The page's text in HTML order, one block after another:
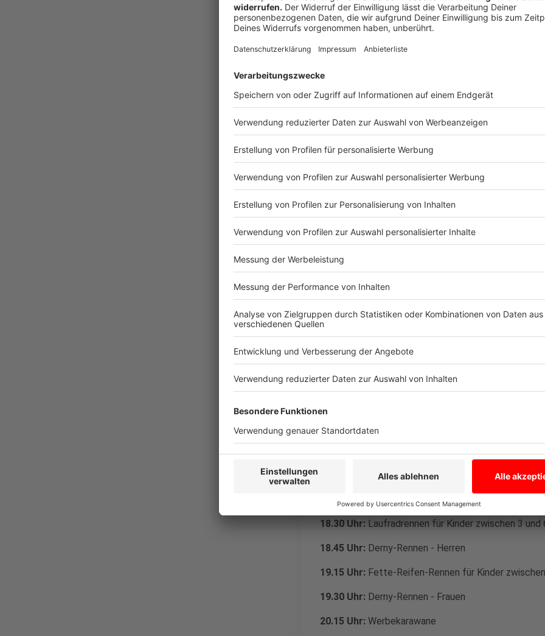
Kinderrennen sind unter www.agravis-cup.com
Anzeige
Fabian Wegmann
Nachwuchsförderung beim AGRAVIS-Cup
Höhepunkt ist das Eliterennen für Amateure, der
Deutschland. Die Sportler haben 2019 die
Stundenkilometern rasten sie durch die Kurven und
wieder ab.
Anzeige
v.l.n.r: Herbert Schmid, Geschäftsführung AGRAVIS
Wegmann, 2. Vorsitzender Radsportverein Münster,
Radsportverein Münster, Oliver Ahlers, Vorstand
Fahrer des Radsportvereins Münster, Joachim Wiens,
Münster, Jan Kaven, Leiter Stadtteiloffensive Hiltrup.
Das Rennprogramm auf der Hiltruper
Anzeige
17.30 Uhr: Frauenrennen + U17-Rennen
18.30 Uhr: Laufradrennen für Kinder zwischen 3 und
18.45 Uhr: Derny-Rennen - Herren
19.15 Uhr: Fette-Reifen-Rennen für Kinder
19.30 Uhr: Derny-Rennen - Frauen
20.15 Uhr: Werbekarawane